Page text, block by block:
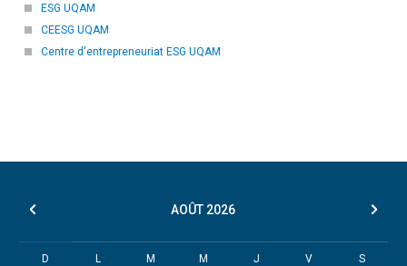
ESG UQAM
CEESG UQAM
Centre d'entrepreneuriat ESG UQAM
AOÛT 2026
D L M M J V S